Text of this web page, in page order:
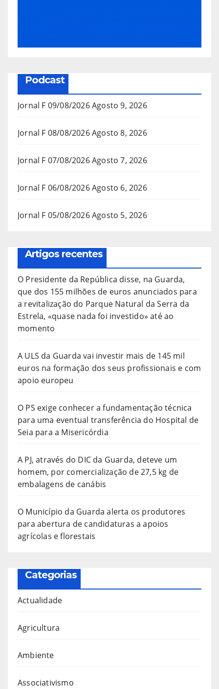
Podcast
Jornal F 09/08/2026Agosto 9, 2026
Jornal F 08/08/2026Agosto 8, 2026
Jornal F 07/08/2026Agosto 7, 2026
Jornal F 06/08/2026Agosto 6, 2026
Jornal F 05/08/2026Agosto 5, 2026
Artigos recentes
O Presidente da República disse, na Guarda,
que dos 155 milhões de euros anunciados para
a revitalização do Parque Natural da Serra da
Estrela, «quase nada foi investido» até ao
momento
A ULS da Guarda vai investir mais de 145 mil
euros na formação dos seus profissionais e com
apoio europeu
O PS exige conhecer a fundamentação técnica
para uma eventual transferência do Hospital de
Seia para a Misericórdia
A PJ, através do DIC da Guarda, deteve um
homem, por comercialização de 27,5 kg de
embalagens de canábis
O Município da Guarda alerta os produtores
para abertura de candidaturas a apoios
agrícolas e florestais
Categorias
Actualidade
Agricultura
Ambiente
Associativismo